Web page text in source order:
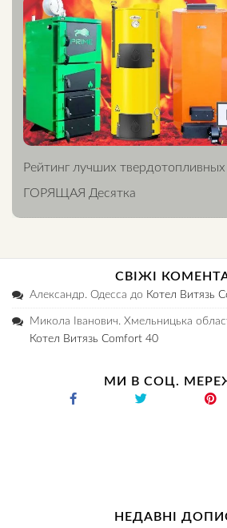
Рейтинг лучших
ГОРЯЩАЯ Десятка
СВІЖІ
Александр. Одесса до Котел Витязь
Микола Іванович. Хмельницька
Котел Витязь Comfort 40
МИ В СОЦ.
НЕДАВНІ